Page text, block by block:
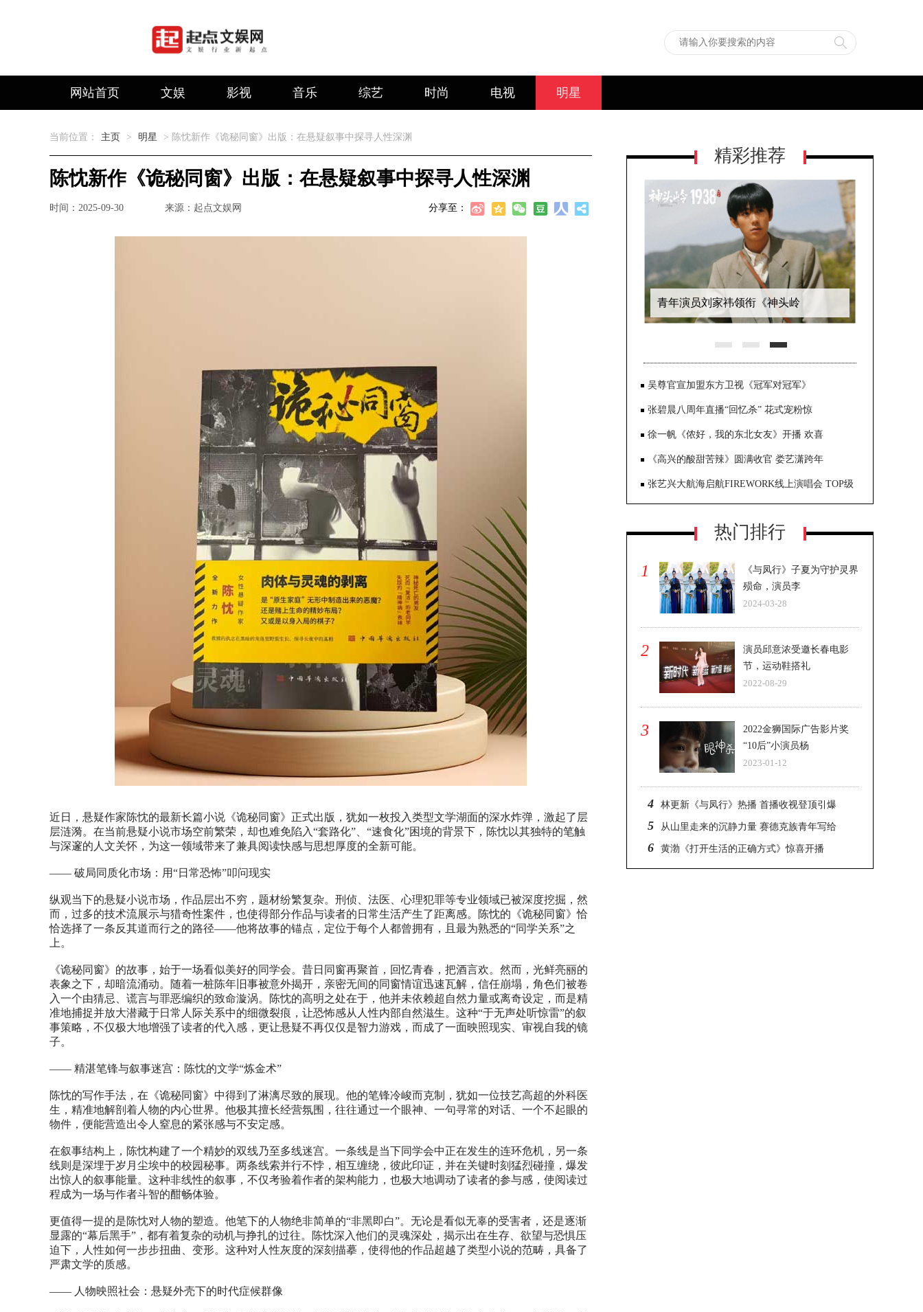
网站首页 文娱 影视 音乐 综艺 时尚 电视 明星
当前位置： 主页 > 明星 > 陈忱新作《诡秘同窗》出版：在悬疑叙事中探寻人性深渊
陈忱新作《诡秘同窗》出版：在悬疑叙事中探寻人性深渊
时间：2025-09-30 来源：起点文娱网 分享至：
近日，悬疑作家陈忱的最新长篇小说《诡秘同窗》正式出版，犹如一枚投入类型文学湖面的深水炸弹，激起了层
层涟漪。在当前悬疑小说市场空前繁荣，却也难免陷入“套路化”、“速食化”困境的背景下，陈忱以其独特的笔触
与深邃的人文关怀，为这一领域带来了兼具阅读快感与思想厚度的全新可能。
—— 破局同质化市场：用“日常恐怖”叩问现实
纵观当下的悬疑小说市场，作品层出不穷，题材纷繁复杂。刑侦、法医、心理犯罪等专业领域已被深度挖掘，然
而，过多的技术流展示与猎奇性案件，也使得部分作品与读者的日常生活产生了距离感。陈忱的《诡秘同窗》恰
恰选择了一条反其道而行之的路径——他将故事的锚点，定位于每个人都曾拥有，且最为熟悉的“同学关系”之
上。
《诡秘同窗》的故事，始于一场看似美好的同学会。昔日同窗再聚首，回忆青春，把酒言欢。然而，光鲜亮丽的
表象之下，却暗流涌动。随着一桩陈年旧事被意外揭开，亲密无间的同窗情谊迅速瓦解，信任崩塌，角色们被卷
入一个由猜忌、谎言与罪恶编织的致命漩涡。陈忱的高明之处在于，他并未依赖超自然力量或离奇设定，而是精
准地捕捉并放大潜藏于日常人际关系中的细微裂痕，让恐怖感从人性内部自然滋生。这种“于无声处听惊雷”的叙
事策略，不仅极大地增强了读者的代入感，更让悬疑不再仅仅是智力游戏，而成了一面映照现实、审视自我的镜
子。
—— 精湛笔锋与叙事迷宫：陈忱的文学“炼金术”
陈忱的写作手法，在《诡秘同窗》中得到了淋漓尽致的展现。他的笔锋冷峻而克制，犹如一位技艺高超的外科医
生，精准地解剖着人物的内心世界。他极其擅长经营氛围，往往通过一个眼神、一句寻常的对话、一个不起眼的
物件，便能营造出令人窒息的紧张感与不安定感。
在叙事结构上，陈忱构建了一个精妙的双线乃至多线迷宫。一条线是当下同学会中正在发生的连环危机，另一条
线则是深埋于岁月尘埃中的校园秘事。两条线索并行不悖，相互缠绕，彼此印证，并在关键时刻猛烈碰撞，爆发
出惊人的叙事能量。这种非线性的叙事，不仅考验着作者的架构能力，也极大地调动了读者的参与感，使阅读过
程成为一场与作者斗智的酣畅体验。
更值得一提的是陈忱对人物的塑造。他笔下的人物绝非简单的“非黑即白”。无论是看似无辜的受害者，还是逐渐
显露的“幕后黑手”，都有着复杂的动机与挣扎的过往。陈忱深入他们的灵魂深处，揭示出在生存、欲望与恐惧压
迫下，人性如何一步步扭曲、变形。这种对人性灰度的深刻描摹，使得他的作品超越了类型小说的范畴，具备了
严肃文学的质感。
—— 人物映照社会：悬疑外壳下的时代症候群像
精彩推荐
电影《出入平安》定档5月16日 肖央阿
吴尊官宣加盟东方卫视《冠军对冠军》
张碧晨八周年直播“回忆杀” 花式宠粉惊
徐一帆《侬好，我的东北女友》开播 欢喜
《高兴的酸甜苦辣》圆满收官 娄艺潇跨年
张艺兴大航海启航FIREWORK线上演唱会 TOP级
热门排行
1
《与凤行》子夏为守护灵界
殒命，演员李
2024-03-28
2
演员邱意浓受邀长春电影
节，运动鞋搭礼
2022-08-29
3
2022金狮国际广告影片奖
“10后”小演员杨
2023-01-12
4 林更新《与凤行》热播 首播收视登顶引爆
5 从山里走来的沉静力量 赛德克族青年写给
6 黄渤《打开生活的正确方式》惊喜开播